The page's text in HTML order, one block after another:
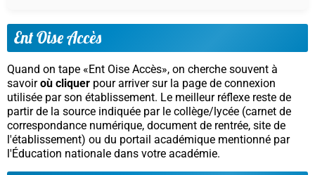
Ent Oise Accès
Quand on tape «Ent Oise Accès», on cherche souvent à
savoiroù cliquer pour arriver sur la page de connexion
utilisée par son établissement. Le meilleur réflexe reste de
partir de la source indiquée par le collège/lycée (carnet de
correspondance numérique, document de rentrée, site de
l'établissement) ou du portail académique mentionné par
l'Éducation nationale dans votre académie.